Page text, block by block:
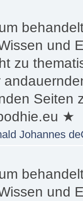
und
zu
Seiten
★
Johannes
und